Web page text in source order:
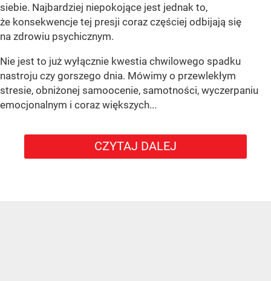
siebie. Najbardziej niepokojące jest jednak to,
że konsekwencje tej presji coraz częściej odbijają się
na zdrowiu psychicznym.
Nie jest to już wyłącznie kwestia chwilowego spadku
nastroju czy gorszego dnia. Mówimy o przewlekłym
stresie, obniżonej samoocenie, samotności, wyczerpaniu
emocjonalnym i coraz większych...
CZYTAJ DALEJ